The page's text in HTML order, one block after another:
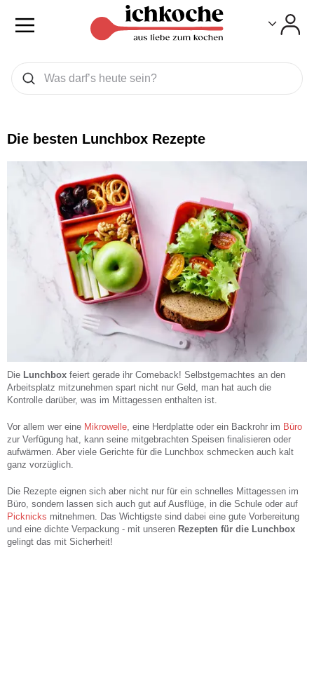
Was wollen Sie suchen
Suchen
Die besten Lunchbox Rezepte
Die Lunchbox feiert gerade ihr Comeback! Selbstgemachtes an den
Arbeitsplatz mitzunehmen spart nicht nur Geld, man hat auch die
Kontrolle darüber, was im Mittagessen enthalten ist.
Vor allem wer eine Mikrowelle , eine Herdplatte oder ein Backrohr im Büro
zur Verfügung hat, kann seine mitgebrachten Speisen finalisieren oder
aufwärmen. Aber viele Gerichte für die Lunchbox schmecken auch kalt
ganz vorzüglich.
Die Rezepte eignen sich aber nicht nur für ein schnelles Mittagessen im
Büro, sondern lassen sich auch gut auf Ausflüge, in die Schule oder auf
Picknicks mitnehmen. Das Wichtigste sind dabei eine gute Vorbereitung
und eine dichte Verpackung - mit unseren Rezepten für die Lunchbox
gelingt das mit Sicherheit!